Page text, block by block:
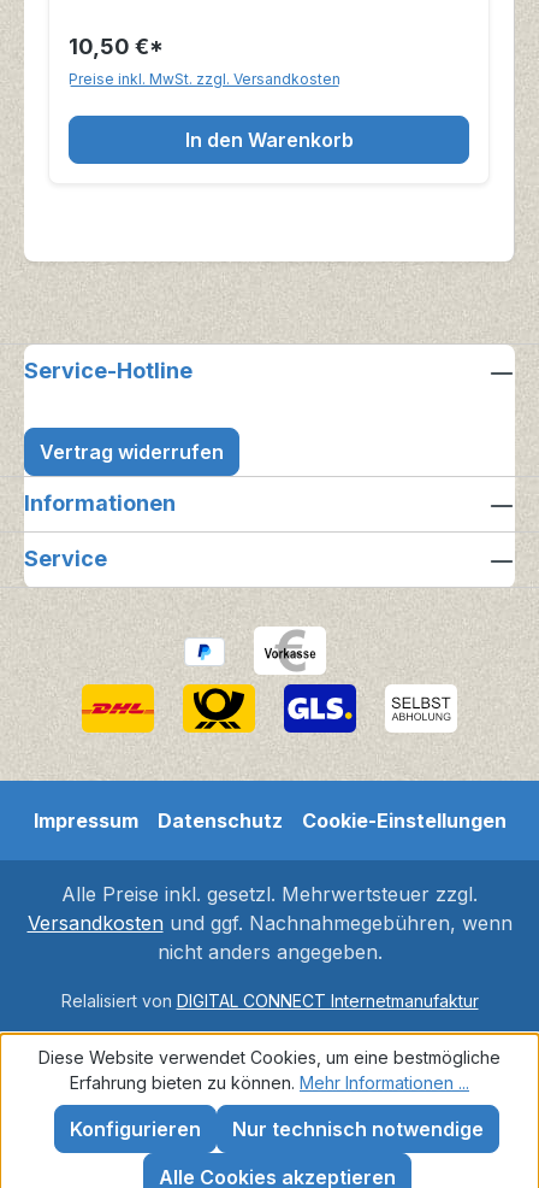
10,50 €*
Preise inkl. MwSt. zzgl. Versandkosten
In den Warenkorb
Service-Hotline
Vertrag widerrufen
Informationen
Service
Impressum Datenschutz Cookie-Einstellungen
Alle Preise inkl. gesetzl. Mehrwertsteuer zzgl.
Versandkostenund ggf. Nachnahmegebühren, wenn
nicht anders angegeben.
Relalisiert von DIGITAL CONNECT Internetmanufaktur
Diese Website verwendet Cookies, um eine bestmögliche
Erfahrung bieten zu können. Mehr Informationen ...
Nur technisch notwendige
Konfigurieren
Alle Cookies akzeptieren